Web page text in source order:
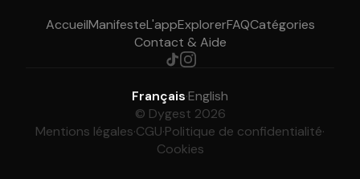
AccueilManifesteL'appExplorerFAQCatégories
Contact & Aide
Français·English
© Dygest 2026
Mentions légales·CGU·Politique de confidentialité·
Cookies